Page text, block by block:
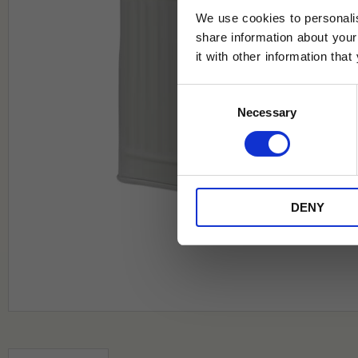
We use cookies to
share information about
it with other information that
Necessary
DENY
Jag samtycker till Tehuset Javas
* Rabatten gäller endast online på
på ordinarie priser och kan ej